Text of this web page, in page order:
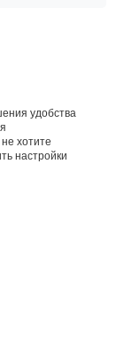
удобства
хотите
настройки